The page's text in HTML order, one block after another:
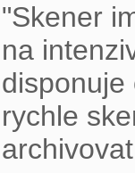
"Skener
na
disponuje
rychle